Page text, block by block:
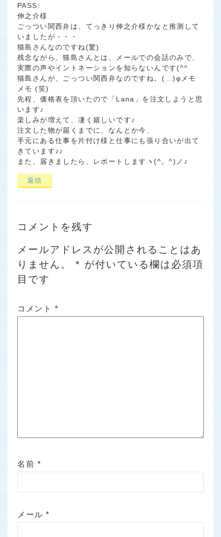
PASS:
伸之介様
ごっつい関西弁は、てっきり伸之介様かなと推測して
いましたが・・・
猫島さんなのですね(驚)
残念ながら、猫島さんとは、メールでの会話のみで、
実際の声やイントネーションを知らないんです(^^ゞ
猫島さんが、ごっつい関西弁なのですね。( ..)φメモ
メモ (笑)
先程、価格表を頂いたので「Lana」を注文しようと思
います♪
楽しみが増えて、凄く嬉しいです♪
注文した物が届くまでに、なんとか今、
手元にある仕事を片付け様と仕事にも張り合いが出て
きています♪♪
また、届きましたら、レポートしますヽ(^。^)ノ♪
返信
コメントを残す
メールアドレスが公開されることはあ
りません。
* が付いている欄は必須項
目です
コメント *
名前 *
メール*